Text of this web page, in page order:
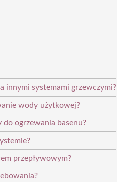
innymi systemami grzewczymi?
wody użytkowej?
ogrzewania basenu?
przepływowym?